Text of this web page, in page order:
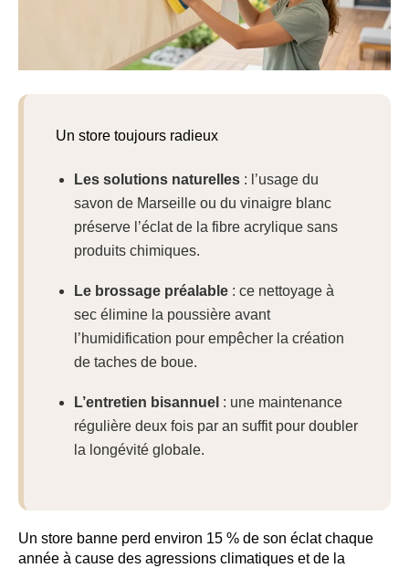
Un store toujours radieux
Les solutions naturelles : l’usage du
savon de Marseille ou du vinaigre blanc
préserve l’éclat de la fibre acrylique sans
produits chimiques.
Le brossage préalable : ce nettoyage à
sec élimine la poussière avant
l’humidification pour empêcher la création
de taches de boue.
L’entretien bisannuel : une maintenance
régulière deux fois par an suffit pour doubler
la longévité globale.
Un store banne perd environ 15 % de son éclat chaque
année à cause des agressions climatiques et de la